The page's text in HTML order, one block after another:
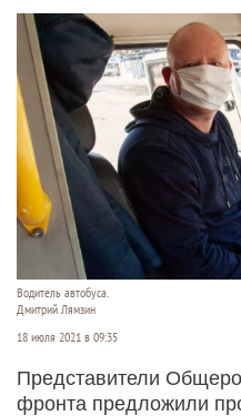
Водитель автобуса.
Дмитрий Лямзин
18 июля 2021 в 09:35
Представители
фронта предложили